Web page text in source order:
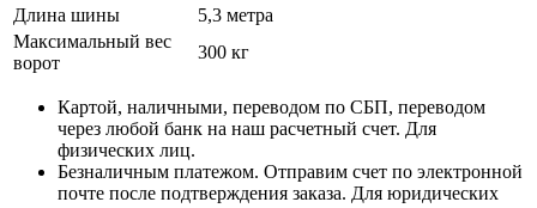
Длина шины
5,3 метра
Максимальный вес
ворот
300 кг
Картой, наличными, переводом по СБП, переводом
через любой банк на наш расчетный счет. Для
физических лиц.
Безналичным платежом. Отправим счет по электронной
почте после подтверждения заказа. Для юридических